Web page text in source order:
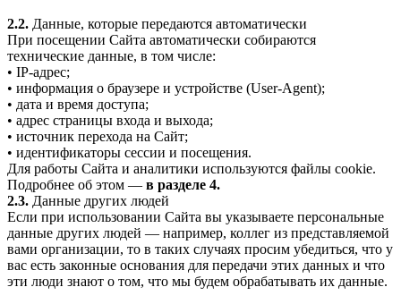
2.2. Данные, которые передаются автоматически
При посещении Сайта автоматически собираются
технические данные, в том числе:
• IP-адрес;
• информация о браузере и устройстве (User-Agent);
• дата и время доступа;
• адрес страницы входа и выхода;
• источник перехода на Сайт;
• идентификаторы сессии и посещения.
Для работы Сайта и аналитики используются файлы cookie.
Подробнее об этом — в разделе 4.
2.3. Данные других людей
Если при использовании Сайта вы указываете персональные
данные других людей — например, коллег из представляемой
вами организации, то в таких случаях просим убедиться, что у
вас есть законные основания для передачи этих данных и что
эти люди знают о том, что мы будем обрабатывать их данные.